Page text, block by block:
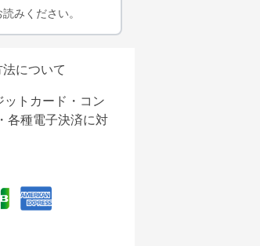
みください。
について
ットカード・コン
各種電子決済に対